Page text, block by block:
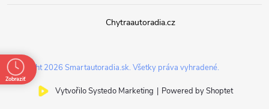
Chytraautoradia.cz
Vytvořilo Systedo Marketing | Powered by Shoptet
Copyright 2026 Smartautoradia.sk. Všetky práva vyhradené.
Zobraziť